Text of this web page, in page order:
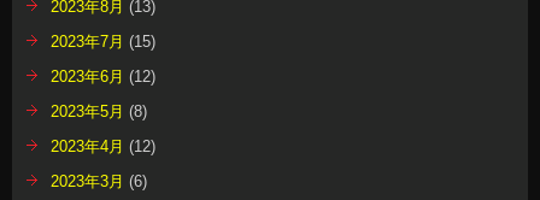
2023年8月 (13)
2023年7月 (15)
2023年6月 (12)
2023年5月 (8)
2023年4月 (12)
2023年3月 (6)